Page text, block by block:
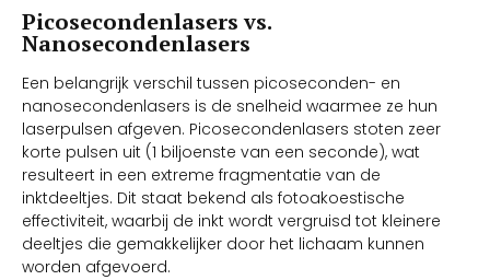
Picosecondenlasers vs.
Nanosecondenlasers
Een belangrijk verschil tussen picoseconden- en
nanosecondenlasers is de snelheid waarmee ze hun
laserpulsen afgeven. Picosecondenlasers stoten zeer
korte pulsen uit (1 biljoenste van een seconde), wat
resulteert in een extreme fragmentatie van de
inktdeeltjes. Dit staat bekend als fotoakoestische
effectiviteit, waarbij de inkt wordt vergruisd tot kleinere
deeltjes die gemakkelijker door het lichaam kunnen
worden afgevoerd.